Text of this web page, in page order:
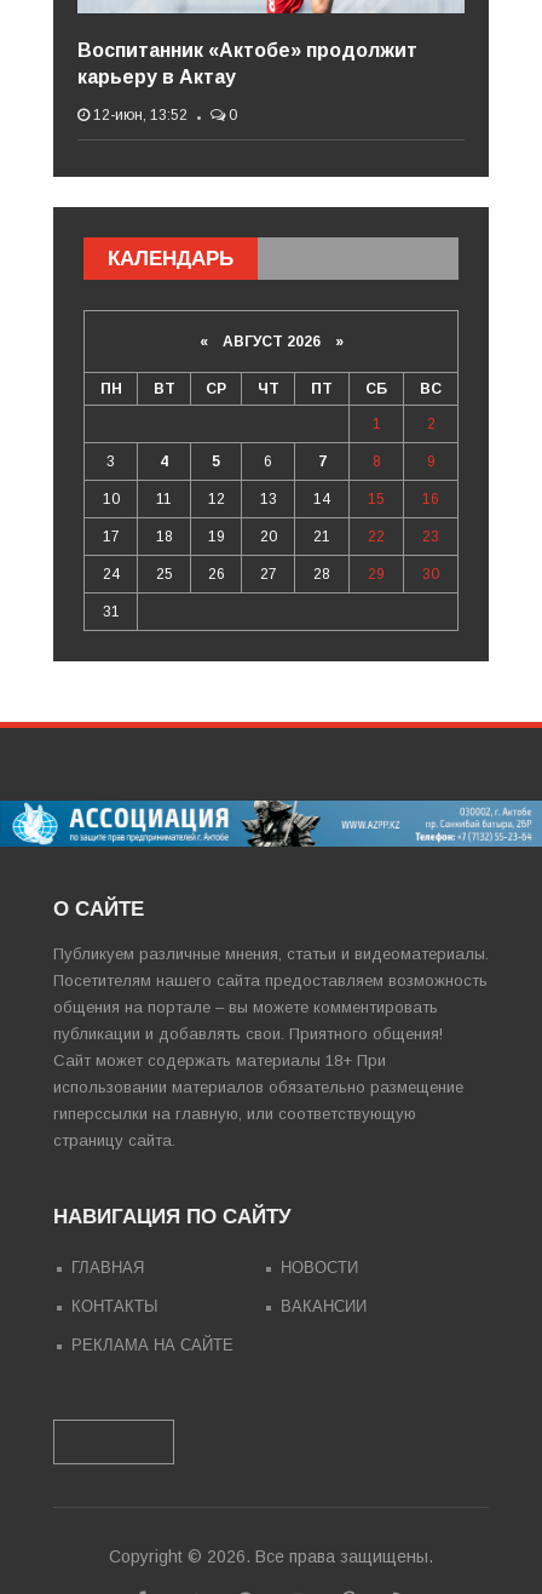
Воспитанник «Актобе» продолжит
карьеру в Актау
12-июн, 13:52 0
КАЛЕНДАРЬ
«АВГУСТ 2026 »
ПН ВТ СР ЧТ ПТ СБ ВС
1 2
3 4 5 6 7 8 9
10 11 12 13 14 15 16
17 18 19 20 21 22 23
24 25 26 27 28 29 30
31
О САЙТЕ
Публикуем различные мнения, статьи и видеоматериалы.
Посетителям нашего сайта предоставляем возможность
общения на портале – вы можете комментировать
публикации и добавлять свои. Приятного общения!
Сайт может содержать материалы 18+ При
использовании материалов обязательно размещение
гиперссылки на главную, или соответствующую
страницу сайта.
НАВИГАЦИЯ ПО САЙТУ
ГЛАВНАЯ НОВОСТИ
КОНТАКТЫ ВАКАНСИИ
РЕКЛАМА НА САЙТЕ
Copyright © 2026. Все права защищены.